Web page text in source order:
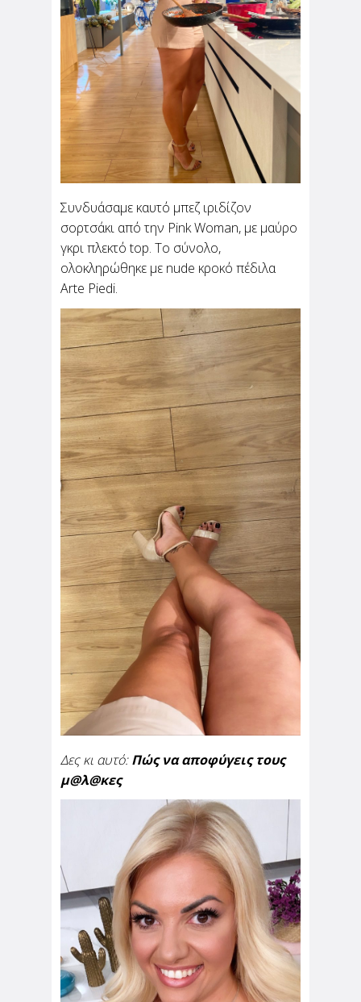
Θεωρείς "ταμπού" να
πηγαίνεις για καφέ μόνη
σου;
Σου γράφω από ένα καφέ. Πολύ κεντρικό στην
περιοχή που μένω, πολύ μοδάτο, πολύ
ωραίο. Γιατί το παινεύω τόσο; Για να
διευκρινίσω πως κάθομαι εδώ και πίνω μόνη
μου καφέ. Για μένα...
Συνδυάσαμε καυτό μπεζ ιριδίζον
σορτσάκι από την Pink Woman, με μαύρο
γκρι πλεκτό top. Το σύνολο,
ολοκληρώθηκε με nude κροκό πέδιλα
Arte Piedi.
1a47c7df-b058-42e7-ab50-
961db0db9090.jpg
Δες κι αυτό:Πώς να αποφύγεις τους
μ@λ@κες
dc6280ba-2a7a-4905-b4de-
1bafa290a0bd.jpg